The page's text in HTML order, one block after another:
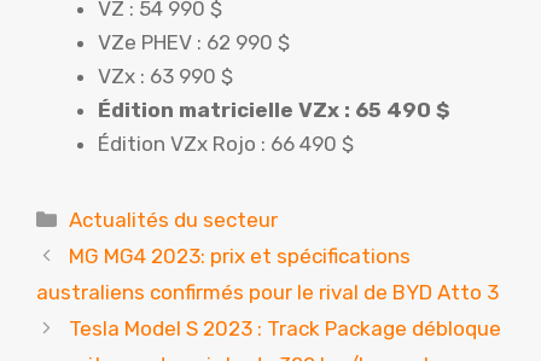
VZ : 54 990 $
VZe PHEV : 62 990 $
VZx : 63 990 $
Édition matricielle VZx : 65 490 $
Édition VZx Rojo : 66 490 $
Catégories
Actualités du secteur
MG MG4 2023: prix et spécifications
australiens confirmés pour le rival de BYD Atto 3
Tesla Model S 2023 : Track Package débloque